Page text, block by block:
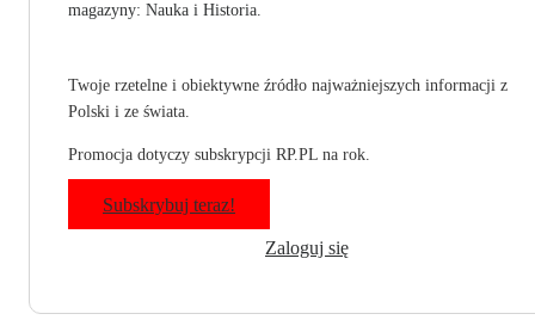
magazyny: Nauka i Historia.
Twoje rzetelne i obiektywne źródło najważniejszych informacji z
Polski i ze świata.
Promocja dotyczy subskrypcji RP.PL na rok.
Subskrybuj teraz!
Zaloguj się